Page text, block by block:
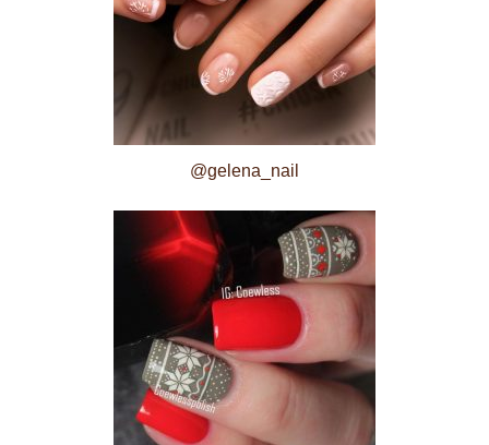
@gelena_nail